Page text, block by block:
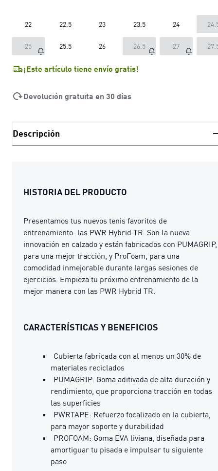
22 22.5 23 23.5 24
25 25.5 26 26.5 27
¡Este artículo tiene envío gratis!
Devolución gratuita en 30 días
Descripción
HISTORIA DEL PRODUCTO
Presentamos tus nuevos tenis favoritos de
entrenamiento: las PWR Hybrid TR. Son la nueva
innovación en calzado y están fabricados con PUMAGRIP,
para una mejor tracción, y ProFoam, para una
comodidad inmejorable durante largas sesiones de
ejercicios. Empieza tu próximo entrenamiento de la
mejor manera con las PWR Hybrid TR.
CARACTERÍSTICAS Y BENEFICIOS
Cubierta fabricada con al menos un 30% de
materiales reciclados
PUMAGRIP: Goma aditivada de alta duración y
rendimiento, que proporciona tracción en todas
las superficies
PWRTAPE: Refuerzo focalizado en la cubierta,
para mayor soporte y durabilidad
PROFOAM: Goma EVA liviana, diseñada para
amortiguar tu pisada e impulsar tu siguiente
paso